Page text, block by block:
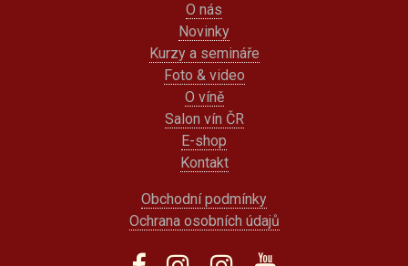
O nás
Novinky
Kurzy a semináře
Foto & video
O víně
Salon vín ČR
E-shop
Kontakt
Obchodní podmínky
Ochrana osobních údajů